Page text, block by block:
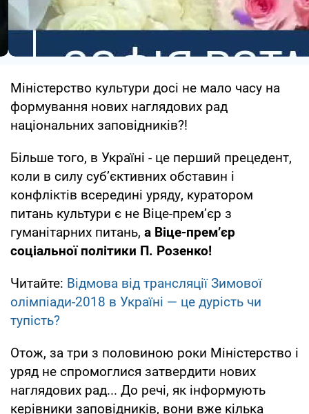
Міністерство культури досі не мало часу на
формування нових наглядових рад
національних заповідників?!
Більше того, в Україні - це перший прецедент,
коли в силу суб’єктивних обставин і
конфліктів всередині уряду, куратором
питань культури є не Віце-прем’єр з
гуманітарних питань, а Віце-прем’єр
соціальної політики П. Розенко!
Читайте: Відмова від трансляції Зимової
олімпіади-2018 в Україні — це дурість чи
тупість?
Отож, за три з половиною роки Міністерство і
уряд не спромоглися затвердити нових
наглядових рад... До речі, як інформують
керівники заповідників, вони вже кілька